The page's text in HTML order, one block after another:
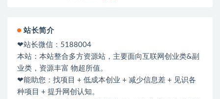
站长简介
❤站长微信：5188004
本站：本站整合多方资源站，主要面向互联网创业类&副
业类，资源丰富 物超所值。
❤能助您：找项目 + 低成本创业 + 减少信息差 + 见识各
种项目 + 提升网创认知。